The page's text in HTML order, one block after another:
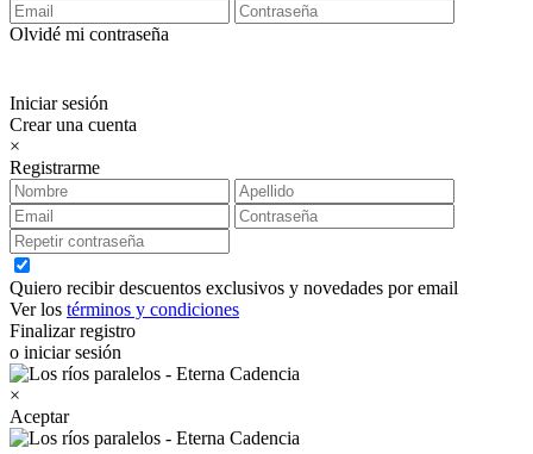
Olvidé mi contraseña
Iniciar sesión
Crear una cuenta
×
Registrarme
Quiero recibir descuentos exclusivos y novedades por email
Ver los términos y condiciones
Finalizar registro
o iniciar sesión
×
Aceptar